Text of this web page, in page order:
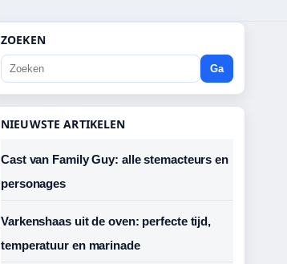
ZOEKEN
Ga
NIEUWSTE ARTIKELEN
Cast van Family Guy: alle stemacteurs en
personages
Varkenshaas uit de oven: perfecte tijd,
temperatuur en marinade